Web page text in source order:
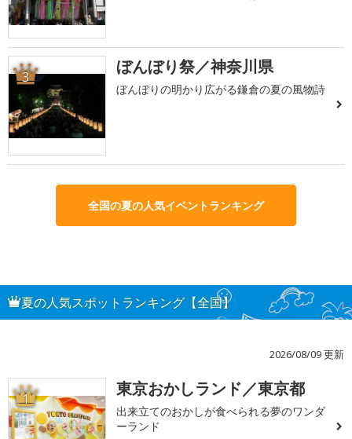
3 ぼんぼり祭／神奈川県
ぼんぼりの明かり広がる鎌倉の夏の風物詩
全国の夏の人気イベントランキング
夏の人気スポットランキング【全国】
2026/08/09 更新
1 東京おかしランド／東京都
出来立てのおかしが食べられる夢のワンダ
ーランド